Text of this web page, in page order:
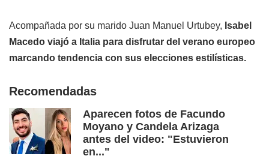
Acompañada por su marido Juan Manuel Urtubey, Isabel
Macedo viajó a Italia para disfrutar del verano europeo
marcando tendencia con sus elecciones estilísticas.
Recomendadas
Aparecen fotos de Facundo
Moyano y Candela Arizaga
antes del video: "Estuvieron
en..."